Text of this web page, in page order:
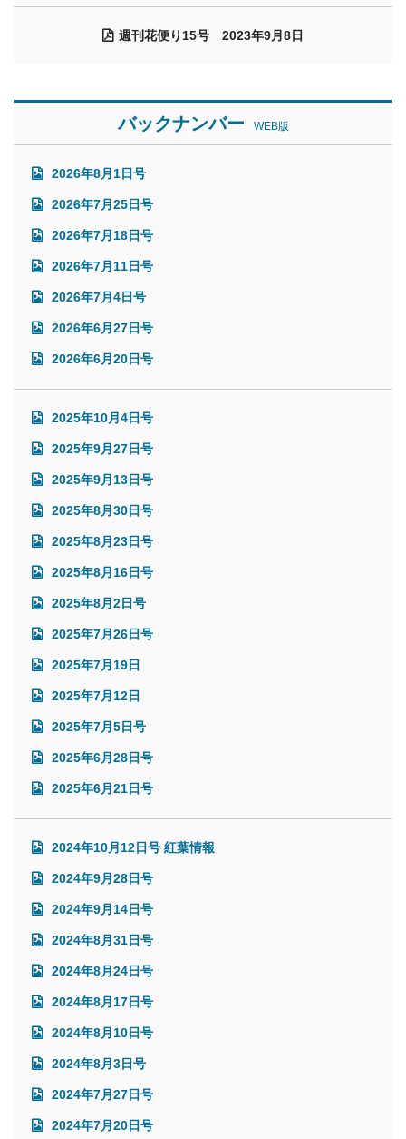
週刊花便り15号 2023年9月8日
バックナンバー WEB版
2026年8月1日号
2026年7月25日号
2026年7月18日号
2026年7月11日号
2026年7月4日号
2026年6月27日号
2026年6月20日号
2025年10月4日号
2025年9月27日号
2025年9月13日号
2025年8月30日号
2025年8月23日号
2025年8月16日号
2025年8月2日号
2025年7月26日号
2025年7月19日
2025年7月12日
2025年7月5日号
2025年6月28日号
2025年6月21日号
2024年10月12日号 紅葉情報
2024年9月28日号
2024年9月14日号
2024年8月31日号
2024年8月24日号
2024年8月17日号
2024年8月10日号
2024年8月3日号
2024年7月27日号
2024年7月20日号